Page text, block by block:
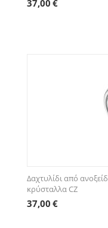
37,00 €
Δαχτυλίδι από
κρύσταλλα CZ
37,00 €